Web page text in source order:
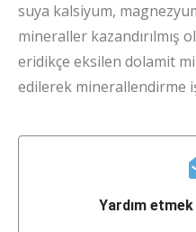
suya kalsiyum,
mineraller kazandırılmış
eridikçe eksilen dolamit
edilerek minerallendirme
Yardım